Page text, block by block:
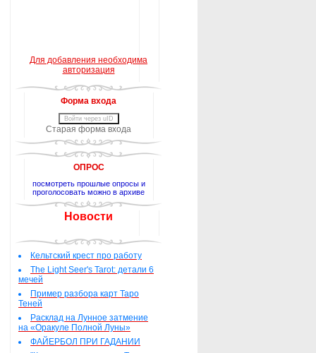
Для добавления необходима
авторизация
Форма входа
Войти через uID
Старая форма входа
ОПРОС
посмотреть прошлые опросы и
проголосовать можно в архиве
Новости
Кельтский крест про работу
The Light Seer's Tarot: детали 6
мечей
Пример разбора карт Таро
Теней
Расклад на Лунное затмение
на «Оракуле Полной Луны»
ФАЙЕРБОЛ ПРИ ГАДАНИИ